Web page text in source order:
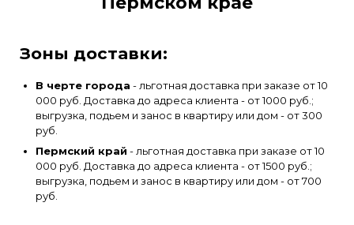
Зоны доставки:
В черте города - льготная доставка при заказе от 10
000 руб. Доставка до адреса клиента - от 1000 руб.;
выгрузка, подьем и занос в квартиру или дом - от 300
руб.
Пермский край - льготная доставка при заказе от 10
000 руб. Доставка до адреса клиента - от 1500 руб.;
выгрузка, подьем и занос в квартиру или дом - от 700
руб.